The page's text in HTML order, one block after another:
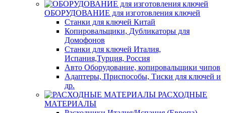
ОБОРУДОВАНИЕ для изготовления ключей
Станки для ключей Китай
Копировальщики, Дубликаторы для
Домофонов
Станки для ключей Италия,
Испания,Турция, Россия
Авто Оборудование, копировальщики чипов
Адаптеры, Приспособы, Тиски для ключей и
др.
РАСХОДНЫЕ
МАТЕРИАЛЫ